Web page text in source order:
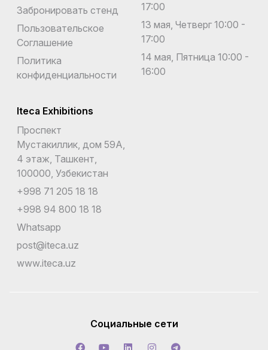
Забронировать стенд
Пользовательское
Соглашение
Политика
конфиденциальности
17:00
13 мая, Четверг 10:00 -
17:00
14 мая, Пятница 10:00 -
16:00
Iteca Exhibitions
Проспект
Мустакиллик, дом 59А,
4 этаж, Ташкент,
100000, Узбекистан
+998 71 205 18 18
+998 94 800 18 18
Whatsapp
post@iteca.uz
www.iteca.uz
Социальные сети